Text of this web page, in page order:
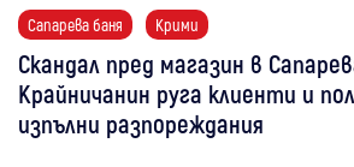
Сапарева баня Крими
Скандал пред магазин в
Крайничанин руга клиенти и
изпълни разпореждания